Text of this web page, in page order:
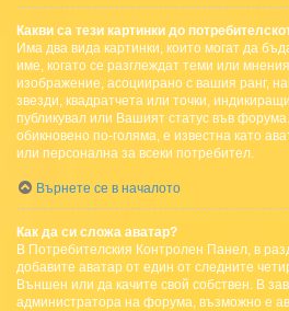
Какви са тези картинки до
Има два вида картинки, които могат да
име, когато се разглеждат теми или
изображение, асоциирано с вашия ранг,
звезди, квадратчета или точки,
публикувал или Вашият статус във
обикновено по-голяма, е известна като
или персонална за всеки потребител.
Върнете се в началото
Как да си сложа аватар?
В Потребителския Контролен Панел, в
добавите аватар от един от следните
Външен или да качите свой собствен. В
администратора на форума, възможно е